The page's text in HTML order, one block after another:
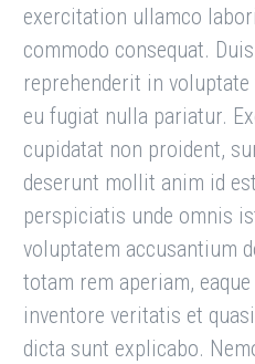
exercitation ullamco
commodo consequat.
reprehenderit in
eu fugiat nulla pariatur.
cupidatat non proident,
deserunt mollit anim id
perspiciatis unde omnis
voluptatem accusantium
totam rem aperiam,
inventore veritatis et
dicta sunt explicabo.